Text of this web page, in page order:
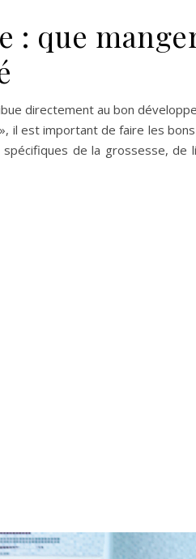
: que
directement au bon
il est important de faire les
de la grossesse, de